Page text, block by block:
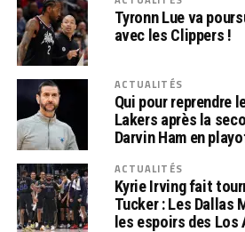
Tyronn Lue va
avec les Clippers !
ACTUALITÉS
Qui pour reprendre
Lakers après la
Darvin Ham en
ACTUALITÉS
Kyrie Irving fait
Tucker : Les Dallas
les espoirs des